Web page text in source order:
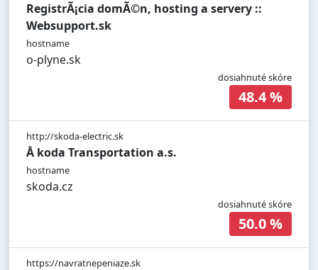
RegistrÃ¡cia domÃ©n, hosting a servery ::
Websupport.sk
hostname
o-plyne.sk
dosiahnuté skóre
48.4 %
http://skoda-electric.sk
Å koda Transportation a.s.
hostname
skoda.cz
dosiahnuté skóre
50.0 %
https://navratnepeniaze.sk